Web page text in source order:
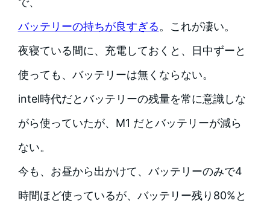
バッテリーの持ちが良すぎる。これが凄い。
夜寝ている間に、充電しておくと、日中ずーと
使っても、バッテリーは無くならない。
intel時代だとバッテリーの残量を常に意識しな
がら使っていたが、M1 だとバッテリーが減ら
ない。
今も、お昼から出かけて、バッテリーのみで4
時間ほど使っているが、バッテリー残り80%と